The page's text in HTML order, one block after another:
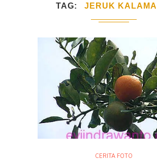
TAG JERUK
CERITA FOTO